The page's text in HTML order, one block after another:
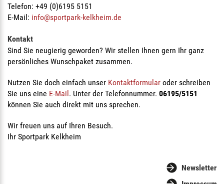
Telefon: +49 (0)6195 5151
E-Mail: info@sportpark-kelkheim.de
Kontakt
Sind Sie neugierig geworden? Wir stellen Ihnen gern Ihr ganz
persönliches Wunschpaket zusammen.
Nutzen Sie doch einfach unser Kontaktformular oder schreiben
Sie uns eine E-Mail. Unter der Telefonnummer. 06195/5151
können Sie auch direkt mit uns sprechen.
Wir freuen uns auf Ihren Besuch.
Ihr Sportpark Kelkheim
Newsletter